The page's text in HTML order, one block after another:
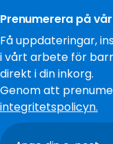
Testamentera
Cookies
Prenumerera på
Få uppdateringar,
i vårt arbete för
direkt i din inkorg.
Genom att
integritetspolicyn.